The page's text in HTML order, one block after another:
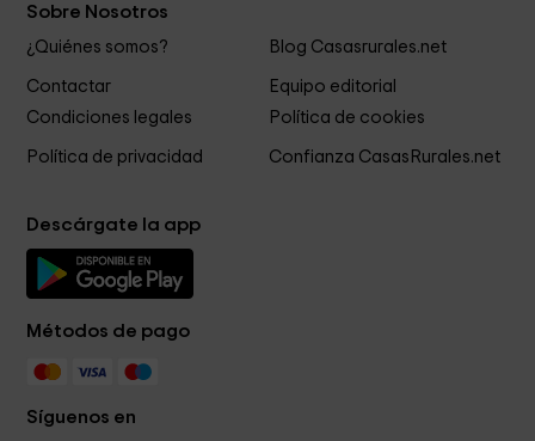
Sobre Nosotros
¿Quiénes somos? Blog Casasrurales.net
Contactar
Equipo editorial
Condiciones legales
Política de cookies
Política de privacidad Confianza CasasRurales.net
Descárgate la app
Métodos de pago
Síguenos en